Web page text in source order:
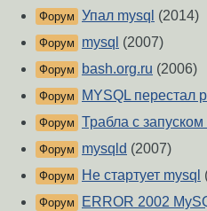
Форум Упал mysql (2014)
Форум mysql (2007)
Форум bash.org.ru (2006)
Форум MYSQL перестал
Форум Трабла с запуском
Форум mysqld (2007)
Форум Не стартует mysql
Форум ERROR 2002